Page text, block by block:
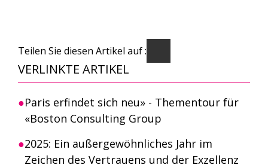
Teilen Sie diesen Artikel auf :
VERLINKTE ARTIKEL
Paris erfindet sich neu» - Thementour für
«Boston Consulting Group
2025: Ein außergewöhnliches Jahr im
Zeichen des Vertrauens und der Exzellenz